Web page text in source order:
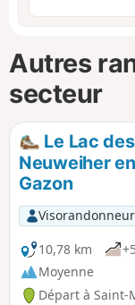
Autres
secteur
Le Lac
Neuweiher
Gazon
Visorandonneur
10,78 km
Moyenne
Départ à Saint-